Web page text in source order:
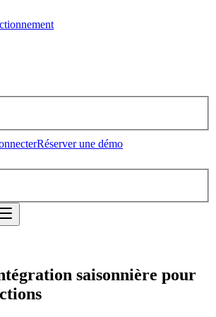
Réserver une démo
saisonnière pour